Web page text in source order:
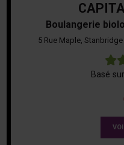
Boulangerie
5 Rue Maple,
Basé